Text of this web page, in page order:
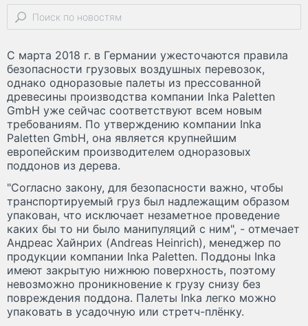
С марта 2018 г. в Германии ужесточаются правила
безопасности грузовых воздушных перевозок,
однако одноразовые палеты из прессованной
древесины производства компании Inka Paletten
GmbH уже сейчас соответствуют всем новым
требованиям. По утверждению компании Inka
Paletten GmbH, она является крупнейшим
европейским производителем одноразовых
поддонов из дерева.
"Согласно закону, для безопасности важно, чтобы
транспортируемый груз был надлежащим образом
упакован, что исключает незаметное проведение
каких бы то ни было манипуляций с ним", - отмечает
Андреас Хайнрих (Andreas Heinrich), менеджер по
продукции компании Inka Paletten. Поддоны Inka
имеют закрытую нижнюю поверхность, поэтому
невозможно проникновение к грузу снизу без
повреждения поддона. Палеты Inka легко можно
упаковать в усадочную или стретч-плёнку.